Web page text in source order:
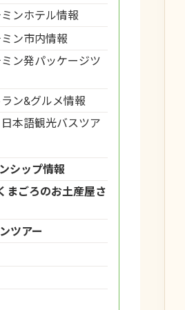
ンホテル情報
ン市内情報
ン発パッケージツ
ン&グルメ情報
本語観光バスツア
シップ情報
まごろのお土産屋さ
ツアー